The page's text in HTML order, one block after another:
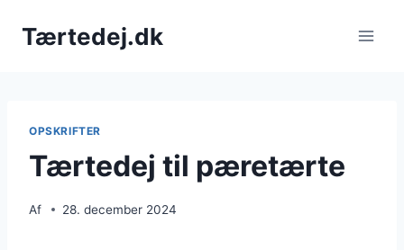
Tærtedej.dk
OPSKRIFTER
Tærtedej til pæretærte
Af 28. december 2024